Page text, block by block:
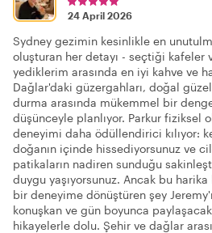
24 April 2026
Sydney gezimin kesinlikle en
oluşturan her detayı - seçtiği kafeler
yediklerim arasında en iyi kahve ve
Dağlar'daki güzergahları, doğal
durma arasında mükemmel bir
düşünceyle planlıyor. Parkur fiziksel
deneyimi daha ödüllendirici kılıyor:
doğanın içinde hissediyorsunuz ve
patikaların nadiren sunduğu
duygu yaşıyorsunuz. Ancak bu
bir deneyime dönüştüren şey
konuşkan ve gün boyunca
hikayelerle dolu. Şehir ve dağlar